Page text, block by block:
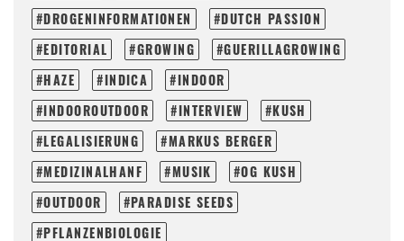
DROGENINFORMATIONEN
DUTCH PASSION
EDITORIAL
GROWING
GUERILLAGROWING
HAZE
INDICA
INDOOR
INDOOROUTDOOR
INTERVIEW
KUSH
LEGALISIERUNG
MARKUS BERGER
MEDIZINALHANF
MUSIK
OG KUSH
OUTDOOR
PARADISE SEEDS
PFLANZENBIOLOGIE